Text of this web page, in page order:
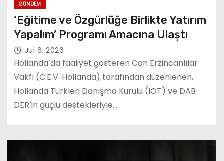
GÜNDEM
‘Eğitime ve Özgürlüğe Birlikte Yatırım
Yapalım’ Programı Amacına Ulaştı
Jul 6, 2026
Hollanda’da faaliyet gösteren Can Erzincanlılar
Vakfı (C.E.V. Hollanda) tarafından düzenlenen,
Hollanda Türkleri Danışma Kurulu (IOT) ve DAB
DER’in güçlü destekleriyle…